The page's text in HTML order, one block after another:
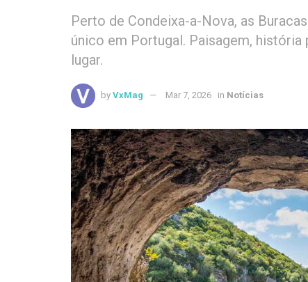
Perto de Condeixa-a-Nova, as
único em Portugal. Paisagem,
lugar.
by VxMag Mar 7, 2026 in Notícias